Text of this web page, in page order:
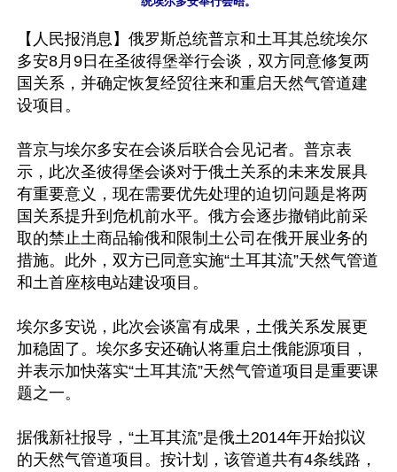
【人民报消息】俄罗斯总统普京和土耳其总统埃尔
多安8月9日在圣彼得堡举行会谈，双方同意修复两
国关系，并确定恢复经贸往来和重启天然气管道建
设项目。
普京与埃尔多安在会谈后联合会见记者。普京表
示，此次圣彼得堡会谈对于俄土关系的未来发展具
有重要意义，现在需要优先处理的迫切问题是将两
国关系提升到危机前水平。俄方会逐步撤销此前采
取的禁止土商品输俄和限制土公司在俄开展业务的
措施。此外，双方已同意实施“土耳其流”天然气管道
和土首座核电站建设项目。
埃尔多安说，此次会谈富有成果，土俄关系发展更
加稳固了。埃尔多安还确认将重启土俄能源项目，
并表示加快落实“土耳其流”天然气管道项目是重要课
题之一。
据俄新社报导，“土耳其流”是俄土2014年开始拟议
的天然气管道项目。按计划，该管道共有4条线路，